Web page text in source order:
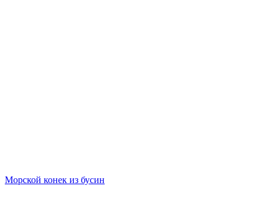
Морской конек из бусин